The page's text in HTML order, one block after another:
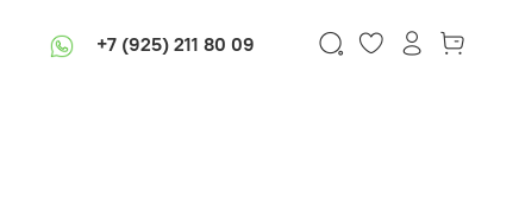
+7 (925) 211 80 09